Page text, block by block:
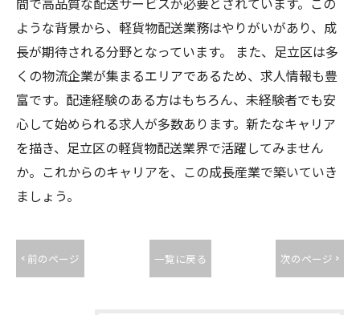
ような背景から、軽貨物配送業務はやりがいがあり、成
長が期待される分野となっています。 また、足立区は多
くの物流企業が集まるエリアであるため、求人情報も豊
富です。配達経験のある方はもちろん、未経験者でも安
心して始められる求人が多数あります。新たなキャリア
を描き、足立区の軽貨物配送業界で活躍してみません
か。これからのキャリアを、この成長産業で築いていき
ましょう。
< 前のページ 一覧に戻る 次のページ >